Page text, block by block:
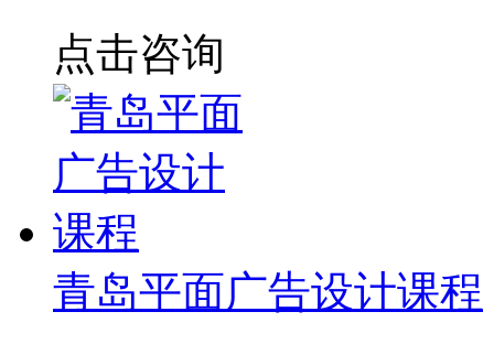
点击咨询
青岛平面广告设计课程